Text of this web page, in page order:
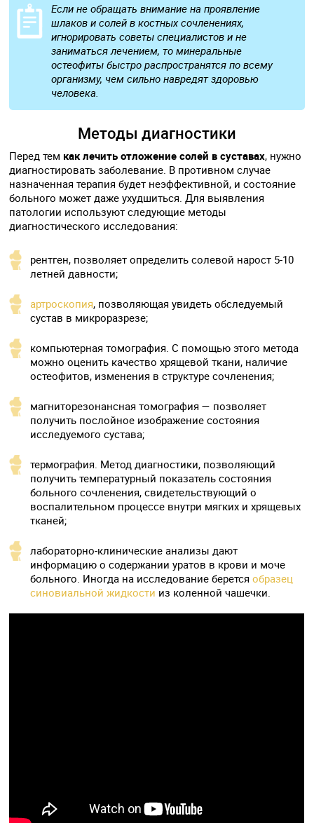
Если не обращать внимание на проявление
шлаков и солей в костных сочленениях,
игнорировать советы специалистов и не
заниматься лечением, то минеральные
остеофиты быстро распространятся по всему
организму, чем сильно навредят здоровью
человека.
Методы диагностики
Перед тем как лечить отложение солей в суставах, нужно
диагностировать заболевание. В противном случае
назначенная терапия будет неэффективной, и состояние
больного может даже ухудшиться. Для выявления
патологии используют следующие методы
диагностического исследования:
рентген, позволяет определить солевой нарост 5-10
летней давности;
артроскопия, позволяющая увидеть обследуемый
сустав в микроразрезе;
компьютерная томография. С помощью этого метода
можно оценить качество хрящевой ткани, наличие
остеофитов, изменения в структуре сочленения;
магниторезонансная томография — позволяет
получить послойное изображение состояния
исследуемого сустава;
термография. Метод диагностики, позволяющий
получить температурный показатель состояния
больного сочленения, свидетельствующий о
воспалительном процессе внутри мягких и хрящевых
тканей;
лабораторно-клинические анализы дают
информацию о содержании уратов в крови и моче
больного. Иногда на исследование беретсяобразец
синовиальной жидкости из коленной чашечки.